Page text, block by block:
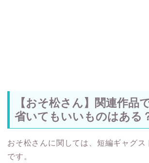
【おそ松さん】関連作品
省いてもいいものはある
おそ松さんに関しては、短編ギャグス
です。